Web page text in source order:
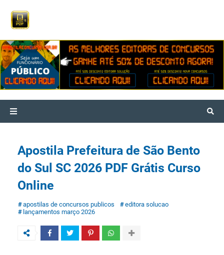
Apostila Prefeitura de São Bento
do Sul SC 2026 PDF Grátis Curso
Online
apostilas de concursos publicos
editora solucao
lançamentos março 2026